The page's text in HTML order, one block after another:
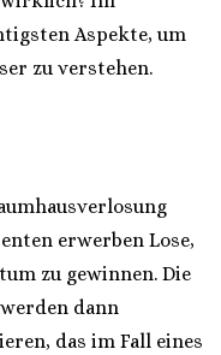
Aspekte, um
zu verstehen.
erwerben Lose,
zu gewinnen. Die
dann
das im Fall eines